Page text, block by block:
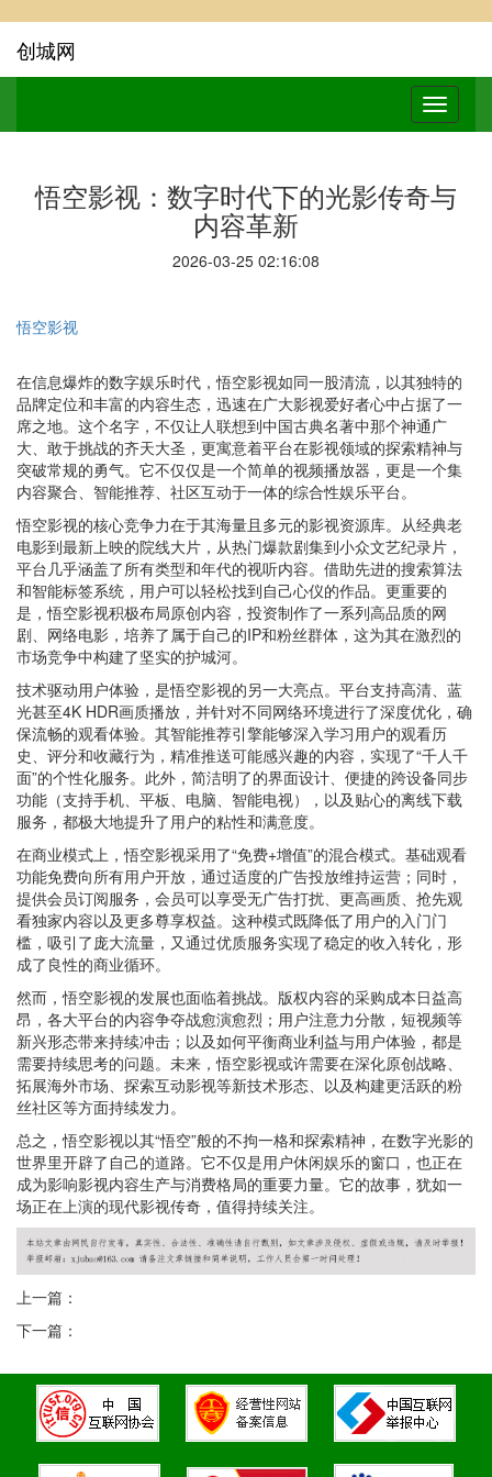
创城网
悟空影视：数字时代下的光影传奇与
内容革新
2026-03-25 02:16:08
悟空影视
在信息爆炸的数字娱乐时代，悟空影视如同一股清流，以其独特的
品牌定位和丰富的内容生态，迅速在广大影视爱好者心中占据了一
席之地。这个名字，不仅让人联想到中国古典名著中那个神通广
大、敢于挑战的齐天大圣，更寓意着平台在影视领域的探索精神与
突破常规的勇气。它不仅仅是一个简单的视频播放器，更是一个集
内容聚合、智能推荐、社区互动于一体的综合性娱乐平台。
悟空影视的核心竞争力在于其海量且多元的影视资源库。从经典老
电影到最新上映的院线大片，从热门爆款剧集到小众文艺纪录片，
平台几乎涵盖了所有类型和年代的视听内容。借助先进的搜索算法
和智能标签系统，用户可以轻松找到自己心仪的作品。更重要的
是，悟空影视积极布局原创内容，投资制作了一系列高品质的网
剧、网络电影，培养了属于自己的IP和粉丝群体，这为其在激烈的
市场竞争中构建了坚实的护城河。
技术驱动用户体验，是悟空影视的另一大亮点。平台支持高清、蓝
光甚至4K HDR画质播放，并针对不同网络环境进行了深度优化，确
保流畅的观看体验。其智能推荐引擎能够深入学习用户的观看历
史、评分和收藏行为，精准推送可能感兴趣的内容，实现了“千人千
面”的个性化服务。此外，简洁明了的界面设计、便捷的跨设备同步
功能（支持手机、平板、电脑、智能电视），以及贴心的离线下载
服务，都极大地提升了用户的粘性和满意度。
在商业模式上，悟空影视采用了“免费+增值”的混合模式。基础观看
功能免费向所有用户开放，通过适度的广告投放维持运营；同时，
提供会员订阅服务，会员可以享受无广告打扰、更高画质、抢先观
看独家内容以及更多尊享权益。这种模式既降低了用户的入门门
槛，吸引了庞大流量，又通过优质服务实现了稳定的收入转化，形
成了良性的商业循环。
然而，悟空影视的发展也面临着挑战。版权内容的采购成本日益高
昂，各大平台的内容争夺战愈演愈烈；用户注意力分散，短视频等
新兴形态带来持续冲击；以及如何平衡商业利益与用户体验，都是
需要持续思考的问题。未来，悟空影视或许需要在深化原创战略、
拓展海外市场、探索互动影视等新技术形态、以及构建更活跃的粉
丝社区等方面持续发力。
总之，悟空影视以其“悟空”般的不拘一格和探索精神，在数字光影的
世界里开辟了自己的道路。它不仅是用户休闲娱乐的窗口，也正在
成为影响影视内容生产与消费格局的重要力量。它的故事，犹如一
场正在上演的现代影视传奇，值得持续关注。
上一篇：
下一篇：